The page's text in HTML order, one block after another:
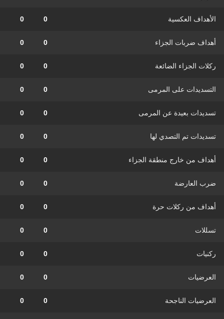
الأهداف العكسية 0
0
أهداف ضربات الجزاء 0
0
ركلات الجزاء الضائعة 0
0
التسديدات على المرمى 0
0
تسديدات بعيدة عن المرمى 0
0
تسديدات تم التصدي لها 0
0
أهداف من خارج منطقة الجزاء 0
0
ضرب العارضة 0
0
أهداف من ركلات حرة 0
0
تسللات 0
0
ركنيات 0
0
العرضيات 0
0
العرضيات الناجحة 0
0